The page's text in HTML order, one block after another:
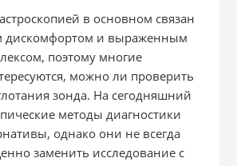
в основном связан
дискомфортом и выраженным
поэтому многие
можно ли проверить
зонда. На сегодняшний
методы диагностики
однако они не всегда
заменить исследование с